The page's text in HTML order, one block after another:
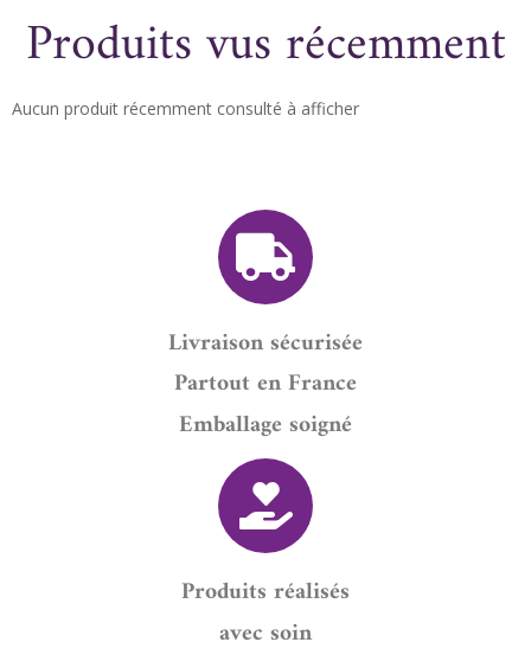
Produits vus récemment
Aucun produit récemment consulté à afficher
Livraison sécurisée
Partout en France
Emballage soigné
Produits réalisés
avec soin